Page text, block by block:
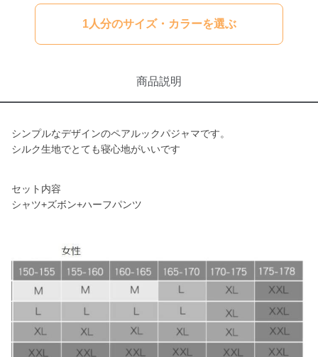
1人分のサイズ・カラーを選ぶ
商品説明
シンプルなデザインのペアルックパジャマです。
シルク生地でとても寝心地がいいです
セット内容
シャツ+ズボン+ハーフパンツ